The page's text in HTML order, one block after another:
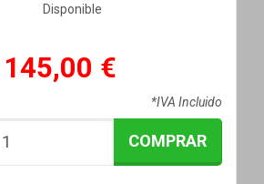
Disponible
145,00 €
*IVA Incluido
COMPRAR